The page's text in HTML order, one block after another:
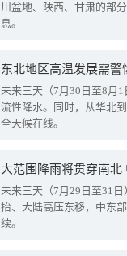
川盆地、陕西、甘肃的部
息。
东北地区高温发展需
未来三天（7月30日至8月
流性降水。同时，从华北
全天候在线。
大范围降雨将贯穿南
未来三天（7月29日至31
抬、大陆高压东移，中东
续。